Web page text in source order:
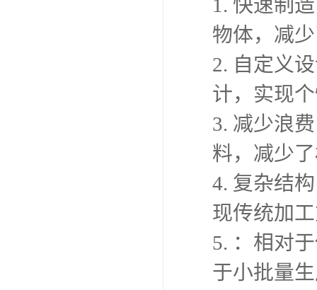
1. 快速制
物体，减
2. 自定义
计，实现
3. 减少浪
料，减少
4. 复杂结
现传统加
5. ：相对
于小批量